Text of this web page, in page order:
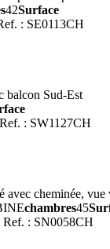
42Surface
: SE0113CH
balcon Sud-Est
Ref. : SW1127CH
avec cheminée, vue
chambres45
Ref. : SN0058CH